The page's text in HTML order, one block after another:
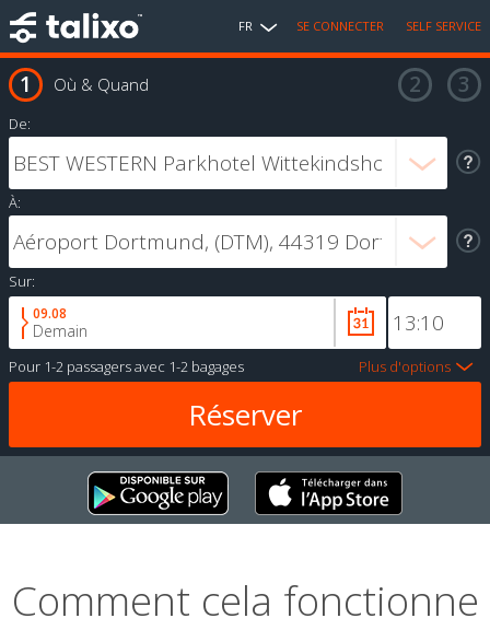
FR SE CONNECTER SELF SERVICE
Où & Quand
De:
À:
Sur:
09.08
Demain
Pour 1-2 passagersavec 1-2 bagages Plus d'options
Comment cela fonctionne